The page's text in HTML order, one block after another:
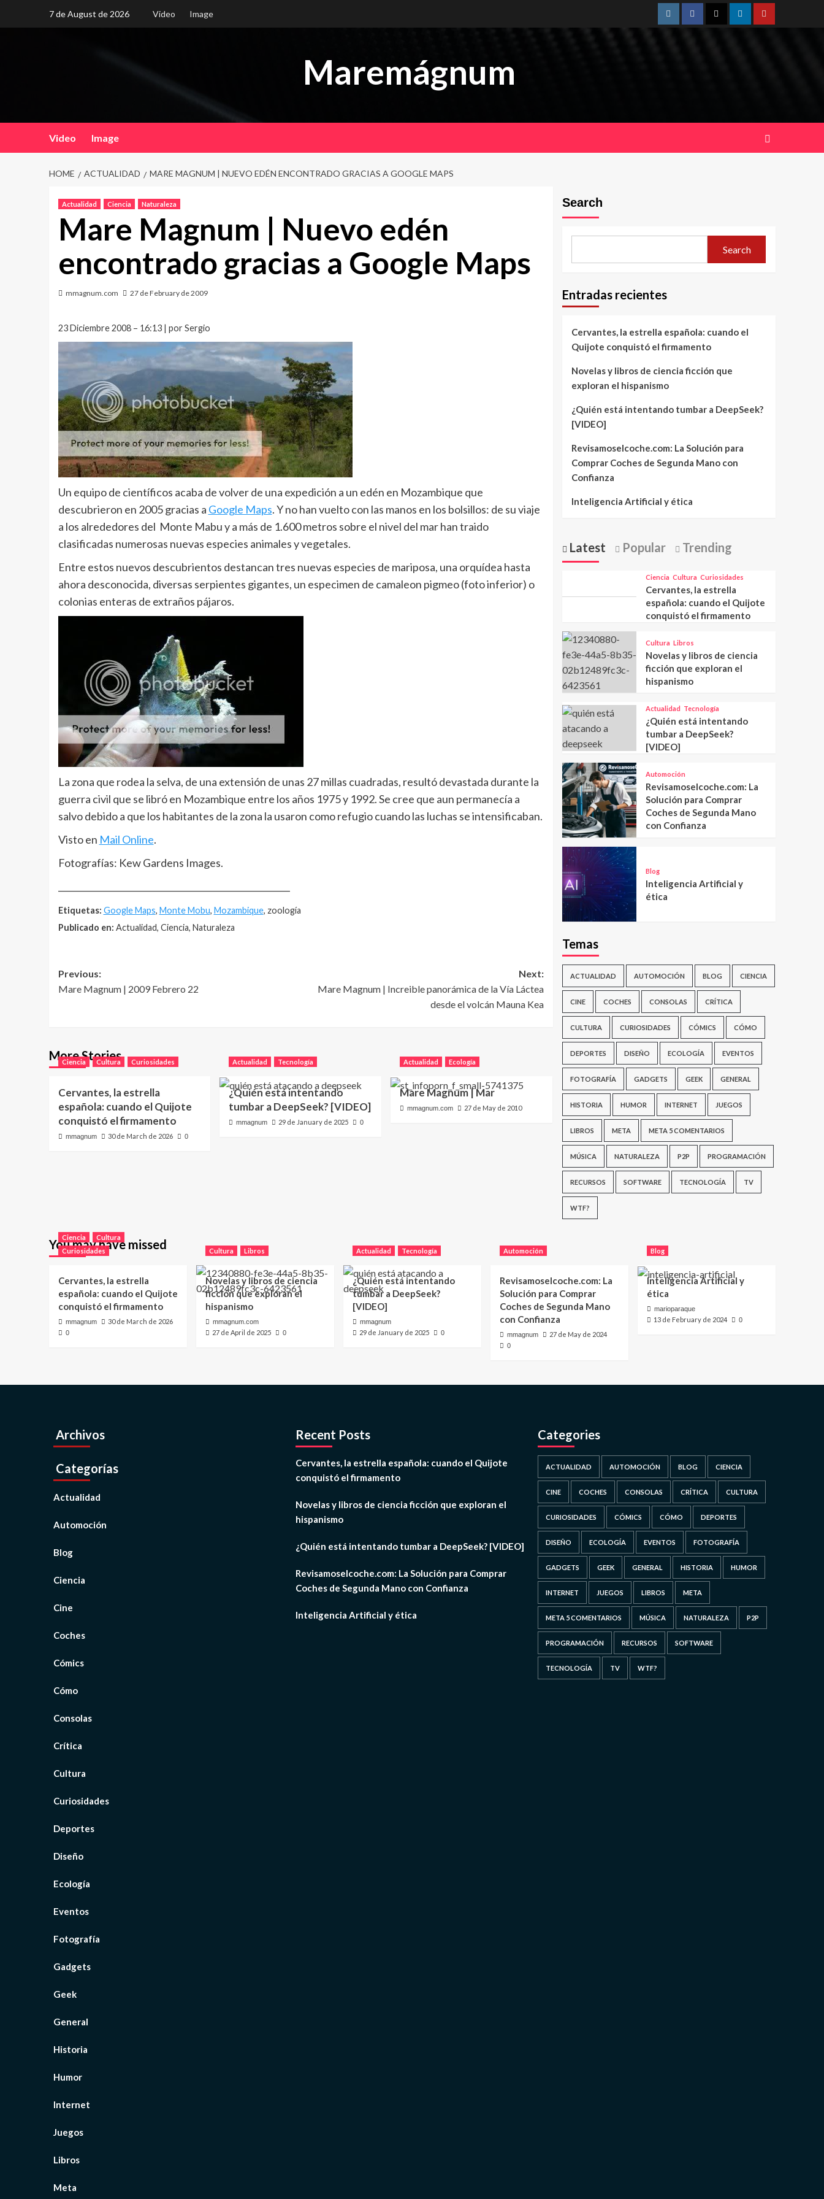
7 de August de 2026 Video Image
InstagramFacebookTwitterLinkedinYoutube
Maremágnum
Video Image
HOME ACTUALIDAD MARE MAGNUM | NUEVO EDÉN ENCONTRADO GRACIAS A GOOGLE MAPS
Actualidad Ciencia Naturaleza
Mare Magnum | Nuevo edén
encontrado gracias a Google Maps
mmagnum.com 27 de February de 2009
23 Diciembre 2008 – 16:13 | por Sergio
Un equipo de científicos acaba de volver de una expedición a un edén en Mozambique que
descubrieron en 2005 gracias a Google Maps. Y no han vuelto con las manos en los bolsillos: de su viaje
a los alrededores del Monte Mabu y a más de 1.600 metros sobre el nivel del mar han traido
clasificadas numerosas nuevas especies animales y vegetales.
Entre estos nuevos descubrientos destancan tres nuevas especies de mariposa, una orquídea hasta
ahora desconocida, diversas serpientes gigantes, un especimen de camaleon pigmeo (foto inferior) o
colonias enteras de extraños pájaros.
La zona que rodea la selva, de una extensión de unas 27 millas cuadradas, resultó devastada durante la
guerra civil que se libró en Mozambique entre los años 1975 y 1992. Se cree que aun permanecía a
salvo debido a que los habitantes de la zona la usaron como refugio cuando las luchas se intensificaban.
Visto en Mail Online.
Fotografías: Kew Gardens Images.
Etiquetas: Google Maps, Monte Mobu, Mozambique, zoología
Publicado en: Actualidad, Ciencia, Naturaleza
Post
navigation
Previous:
Mare Magnum | 2009 Febrero 22
Next:
Mare Magnum | Increible panorámica de la Vía Láctea
desde el volcán Mauna Kea
More Stories
Ciencia Cultura Curiosidades
Cervantes, la estrella
española: cuando el Quijote
conquistó el firmamento
mmagnum 30 de March de 2026 0
Actualidad Tecnología
¿Quién está intentando
tumbar a DeepSeek? [VIDEO]
mmagnum 29 de January de 2025 0
Actualidad Ecología
Mare Magnum | Mar
mmagnum.com 27 de May de 2010
Search
Search
Entradas recientes
Cervantes, la estrella española: cuando el
Quijote conquistó el firmamento
Novelas y libros de ciencia ficción que
exploran el hispanismo
¿Quién está intentando tumbar a DeepSeek?
[VIDEO]
Revisamoselcoche.com: La Solución para
Comprar Coches de Segunda Mano con
Confianza
Inteligencia Artificial y ética
Latest Popular Trending
Ciencia Cultura Curiosidades
Cervantes, la estrella
española: cuando el Quijote
conquistó el firmamento
Cultura Libros
Novelas y libros de ciencia
ficción que exploran el
hispanismo
Actualidad Tecnología
¿Quién está intentando
tumbar a DeepSeek?
[VIDEO]
Automoción
Revisamoselcoche.com: La
Solución para Comprar
Coches de Segunda Mano
con Confianza
Blog
Inteligencia Artificial y
ética
Temas
ACTUALIDAD AUTOMOCIÓN BLOG CIENCIA
CINE COCHES CONSOLAS CRÍTICA
CULTURA CURIOSIDADES CÓMICS CÓMO
DEPORTES DISEÑO ECOLOGÍA EVENTOS
FOTOGRAFÍA GADGETS GEEK GENERAL
HISTORIA HUMOR INTERNET JUEGOS
LIBROS META META 5 COMENTARIOS
MÚSICA NATURALEZA P2P PROGRAMACIÓN
RECURSOS SOFTWARE TECNOLOGÍA TV
WTF?
You may have missed
Ciencia
Cultura
Curiosidades
Cervantes, la estrella
española: cuando el Quijote
conquistó el firmamento
mmagnum 30 de March de 2026
0
Cultura Libros
Novelas y libros de ciencia
ficción que exploran el
hispanismo
mmagnum.com
27 de April de 2025 0
Actualidad Tecnología
¿Quién está intentando
tumbar a DeepSeek?
[VIDEO]
mmagnum
29 de January de 2025 0
Automoción
Revisamoselcoche.com: La
Solución para Comprar
Coches de Segunda Mano
con Confianza
mmagnum 27 de May de 2024
0
Blog
Inteligencia Artificial y
ética
marioparaque
13 de February de 2024 0
Archivos
Categorías
Actualidad
Automoción
Blog
Ciencia
Cine
Coches
Cómics
Cómo
Consolas
Crítica
Cultura
Curiosidades
Deportes
Diseño
Ecología
Eventos
Fotografía
Gadgets
Geek
General
Historia
Humor
Internet
Juegos
Libros
Meta
Recent Posts
Cervantes, la estrella española: cuando el Quijote
conquistó el firmamento
Novelas y libros de ciencia ficción que exploran el
hispanismo
¿Quién está intentando tumbar a DeepSeek? [VIDEO]
Revisamoselcoche.com: La Solución para Comprar
Coches de Segunda Mano con Confianza
Inteligencia Artificial y ética
Categories
ACTUALIDAD AUTOMOCIÓN BLOG CIENCIA
CINE COCHES CONSOLAS CRÍTICA CULTURA
CURIOSIDADES CÓMICS CÓMO DEPORTES
DISEÑO ECOLOGÍA EVENTOS FOTOGRAFÍA
GADGETS GEEK GENERAL HISTORIA HUMOR
INTERNET JUEGOS LIBROS META
META 5 COMENTARIOS MÚSICA NATURALEZA P2P
PROGRAMACIÓN RECURSOS SOFTWARE
TECNOLOGÍA TV WTF?